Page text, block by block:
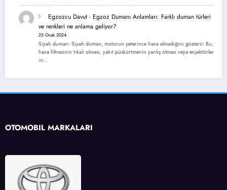
Egzozcu Davut - Egzoz Dumanı Anlamları: Farklı duman türleri
ve renkleri ne anlama geliyor?
25 Ocak 2024
Siyah duman: Siyah duman, motorun yeterince hava almadığını gösterir. Bu,
hava filtresinin tıkalı olması, yakıt püskürtmenin yanlış olması veya enjektörler
in…
OTOMOBİL MARKALARI